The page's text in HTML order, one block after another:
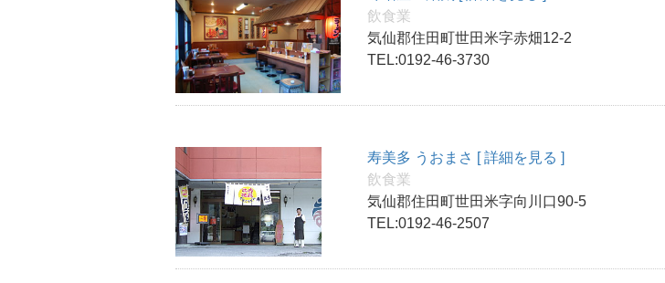
飲食業
気仙郡住田町世田米字赤畑12-2
TEL:0192-46-3730
寿美多 うおまさ [ 詳細を見る ]
飲食業
気仙郡住田町世田米字向川口90-5
TEL:0192-46-2507